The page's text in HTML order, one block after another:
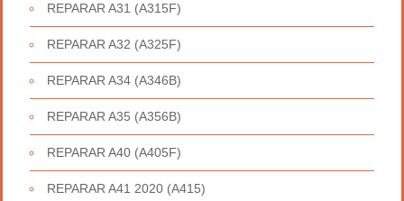
REPARAR A31 (A315F)
REPARAR A32 (A325F)
REPARAR A34 (A346B)
REPARAR A35 (A356B)
REPARAR A40 (A405F)
REPARAR A41 2020 (A415)